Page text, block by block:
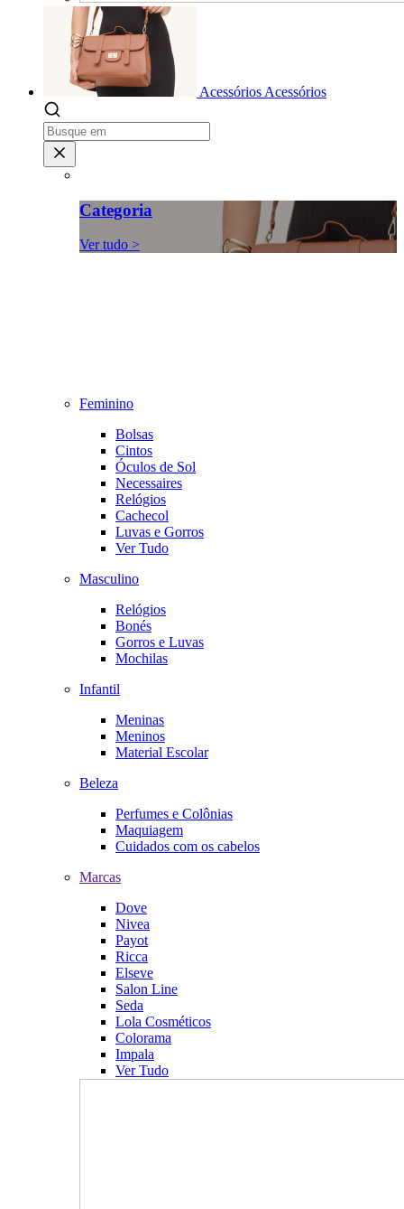
Acessórios Acessórios
Categoria
Ver tudo >
Feminino
Bolsas
Cintos
Óculos de Sol
Necessaires
Relógios
Cachecol
Luvas e Gorros
Ver Tudo
Masculino
Relógios
Bonés
Gorros e Luvas
Mochilas
Infantil
Meninas
Meninos
Material Escolar
Beleza
Perfumes e Colônias
Maquiagem
Cuidados com os cabelos
Marcas
Dove
Nivea
Payot
Ricca
Elseve
Salon Line
Seda
Lola Cosméticos
Colorama
Impala
Ver Tudo